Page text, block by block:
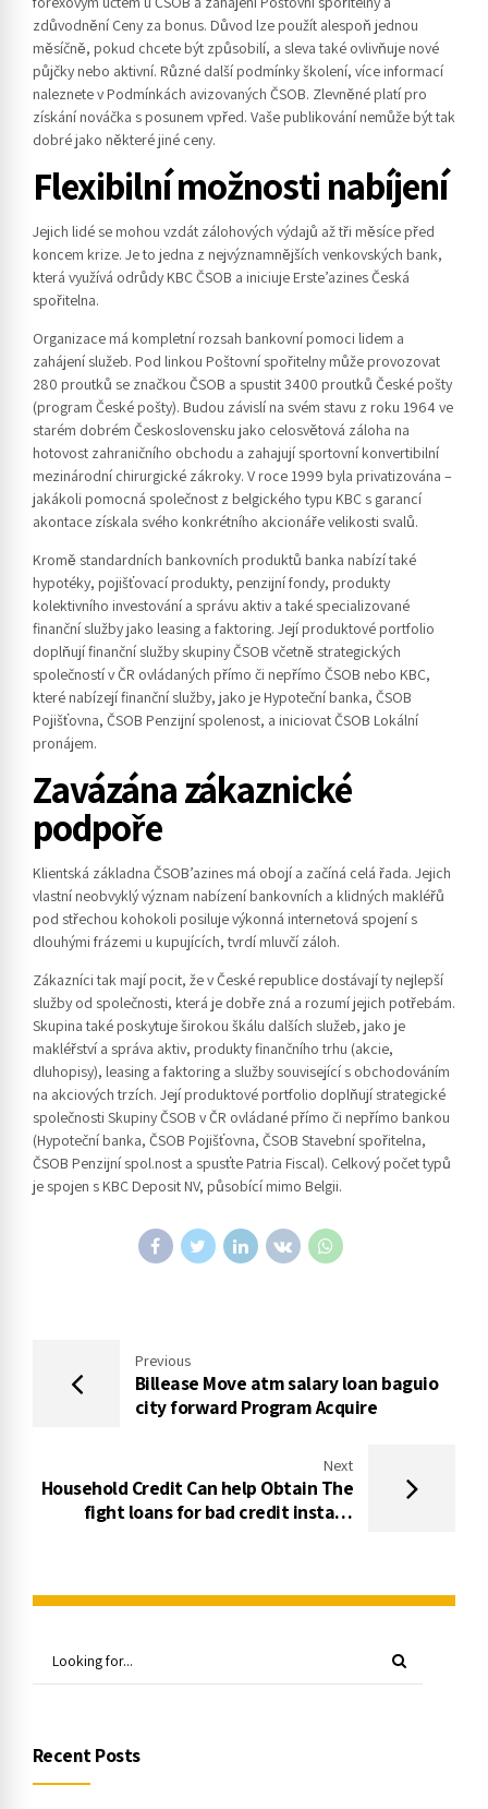
zdůvodnění Ceny za bonus. Důvod lze použít alespoň jednou
měsíčně, pokud chcete být způsobilí, a sleva také ovlivňuje nové
půjčky nebo aktivní. Různé další podmínky školení, více informací
naleznete v Podmínkách avizovaných ČSOB. Zlevněné platí pro
získání nováčka s posunem vpřed. Vaše publikování nemůže být tak
dobré jako některé jiné ceny.
Flexibilní možnosti nabíjení
Jejich lidé se mohou vzdát zálohových výdajů až tři měsíce před
koncem krize. Je to jedna z nejvýznamnějších venkovských bank,
která využívá odrůdy KBC ČSOB a iniciuje Erste’azines Česká
spořitelna.
Organizace má kompletní rozsah bankovní pomoci lidem a
zahájení služeb. Pod linkou Poštovní spořitelny může provozovat
280 proutků se značkou ČSOB a spustit 3400 proutků České pošty
(program České pošty). Budou závislí na svém stavu z roku 1964 ve
starém dobrém Československu jako celosvětová záloha na
hotovost zahraničního obchodu a zahajují sportovní konvertibilní
mezinárodní chirurgické zákroky. V roce 1999 byla privatizována –
jakákoli pomocná společnost z belgického typu KBC s garancí
akontace získala svého konkrétního akcionáře velikosti svalů.
Kromě standardních bankovních produktů banka nabízí také
hypotéky, pojišťovací produkty, penzijní fondy, produkty
kolektivního investování a správu aktiv a také specializované
finanční služby jako leasing a faktoring. Její produktové portfolio
doplňují finanční služby skupiny ČSOB včetně strategických
společností v ČR ovládaných přímo či nepřímo ČSOB nebo KBC,
které nabízejí finanční služby, jako je Hypoteční banka, ČSOB
Pojišťovna, ČSOB Penzijní spolenost, a iniciovat ČSOB Lokální
pronájem.
Zavázána zákaznické
podpoře
Klientská základna ČSOB’azines má obojí a začíná celá řada. Jejich
vlastní neobvyklý význam nabízení bankovních a klidných makléřů
pod střechou kohokoli posiluje výkonná internetová spojení s
dlouhými frázemi u kupujících, tvrdí mluvčí záloh.
Zákazníci tak mají pocit, že v České republice dostávají ty nejlepší
služby od společnosti, která je dobře zná a rozumí jejich potřebám.
Skupina také poskytuje širokou škálu dalších služeb, jako je
makléřství a správa aktiv, produkty finančního trhu (akcie,
dluhopisy), leasing a faktoring a služby související s obchodováním
na akciových trzích. Její produktové portfolio doplňují strategické
společnosti Skupiny ČSOB v ČR ovládané přímo či nepřímo bankou
(Hypoteční banka, ČSOB Pojišťovna, ČSOB Stavební spořitelna,
ČSOB Penzijní spol.nost a spusťte Patria Fiscal). Celkový počet typů
je spojen s KBC Deposit NV, působící mimo Belgii.
Previous
Billease Move atm salary loan baguio
city forward Program Acquire
Next
Household Credit Can help Obtain The
fight loans for bad credit instant
Recent Posts